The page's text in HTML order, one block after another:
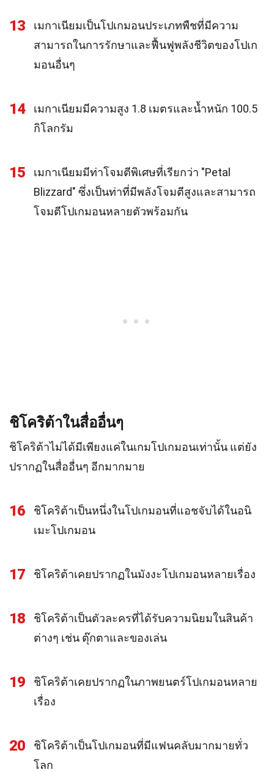
13
เมกาเนียมเป็นโปเกมอนประเภทพืชที่มีความ
สามารถในการรักษาและฟื้นฟูพลังชีวิตของโปเก
มอนอื่นๆ
14
เมกาเนียมมีความสูง 1.8 เมตรและน้ำหนัก 100.5
กิโลกรัม
15
เมกาเนียมมีท่าโจมตีพิเศษที่เรียกว่า "Petal
Blizzard" ซึ่งเป็นท่าที่มีพลังโจมตีสูงและสามารถ
โจมตีโปเกมอนหลายตัวพร้อมกัน
ชิโคริต้าในสื่ออื่นๆ
ชิโคริต้าไม่ได้มีเพียงแค่ในเกมโปเกมอนเท่านั้น แต่ยัง
ปรากฏในสื่ออื่นๆ อีกมากมาย
16
ชิโคริต้าเป็นหนึ่งในโปเกมอนที่แอชจับได้ในอนิ
เมะโปเกมอน
17 ชิโคริต้าเคยปรากฏในมังงะโปเกมอนหลายเรื่อง
18
ชิโคริต้าเป็นตัวละครที่ได้รับความนิยมในสินค้า
ต่างๆ เช่น ตุ๊กตาและของเล่น
19
ชิโคริต้าเคยปรากฏในภาพยนตร์โปเกมอนหลาย
เรื่อง
20
ชิโคริต้าเป็นโปเกมอนที่มีแฟนคลับมากมายทั่ว
โลก